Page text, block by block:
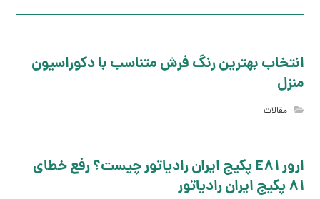
انتخاب بهترین رنگ فرش متناسب با دکوراسیون
منزل
مقالات
ارور E81 پکیج ایران رادیاتور چیست؟ رفع خطای
81 پکیج ایران رادیاتور